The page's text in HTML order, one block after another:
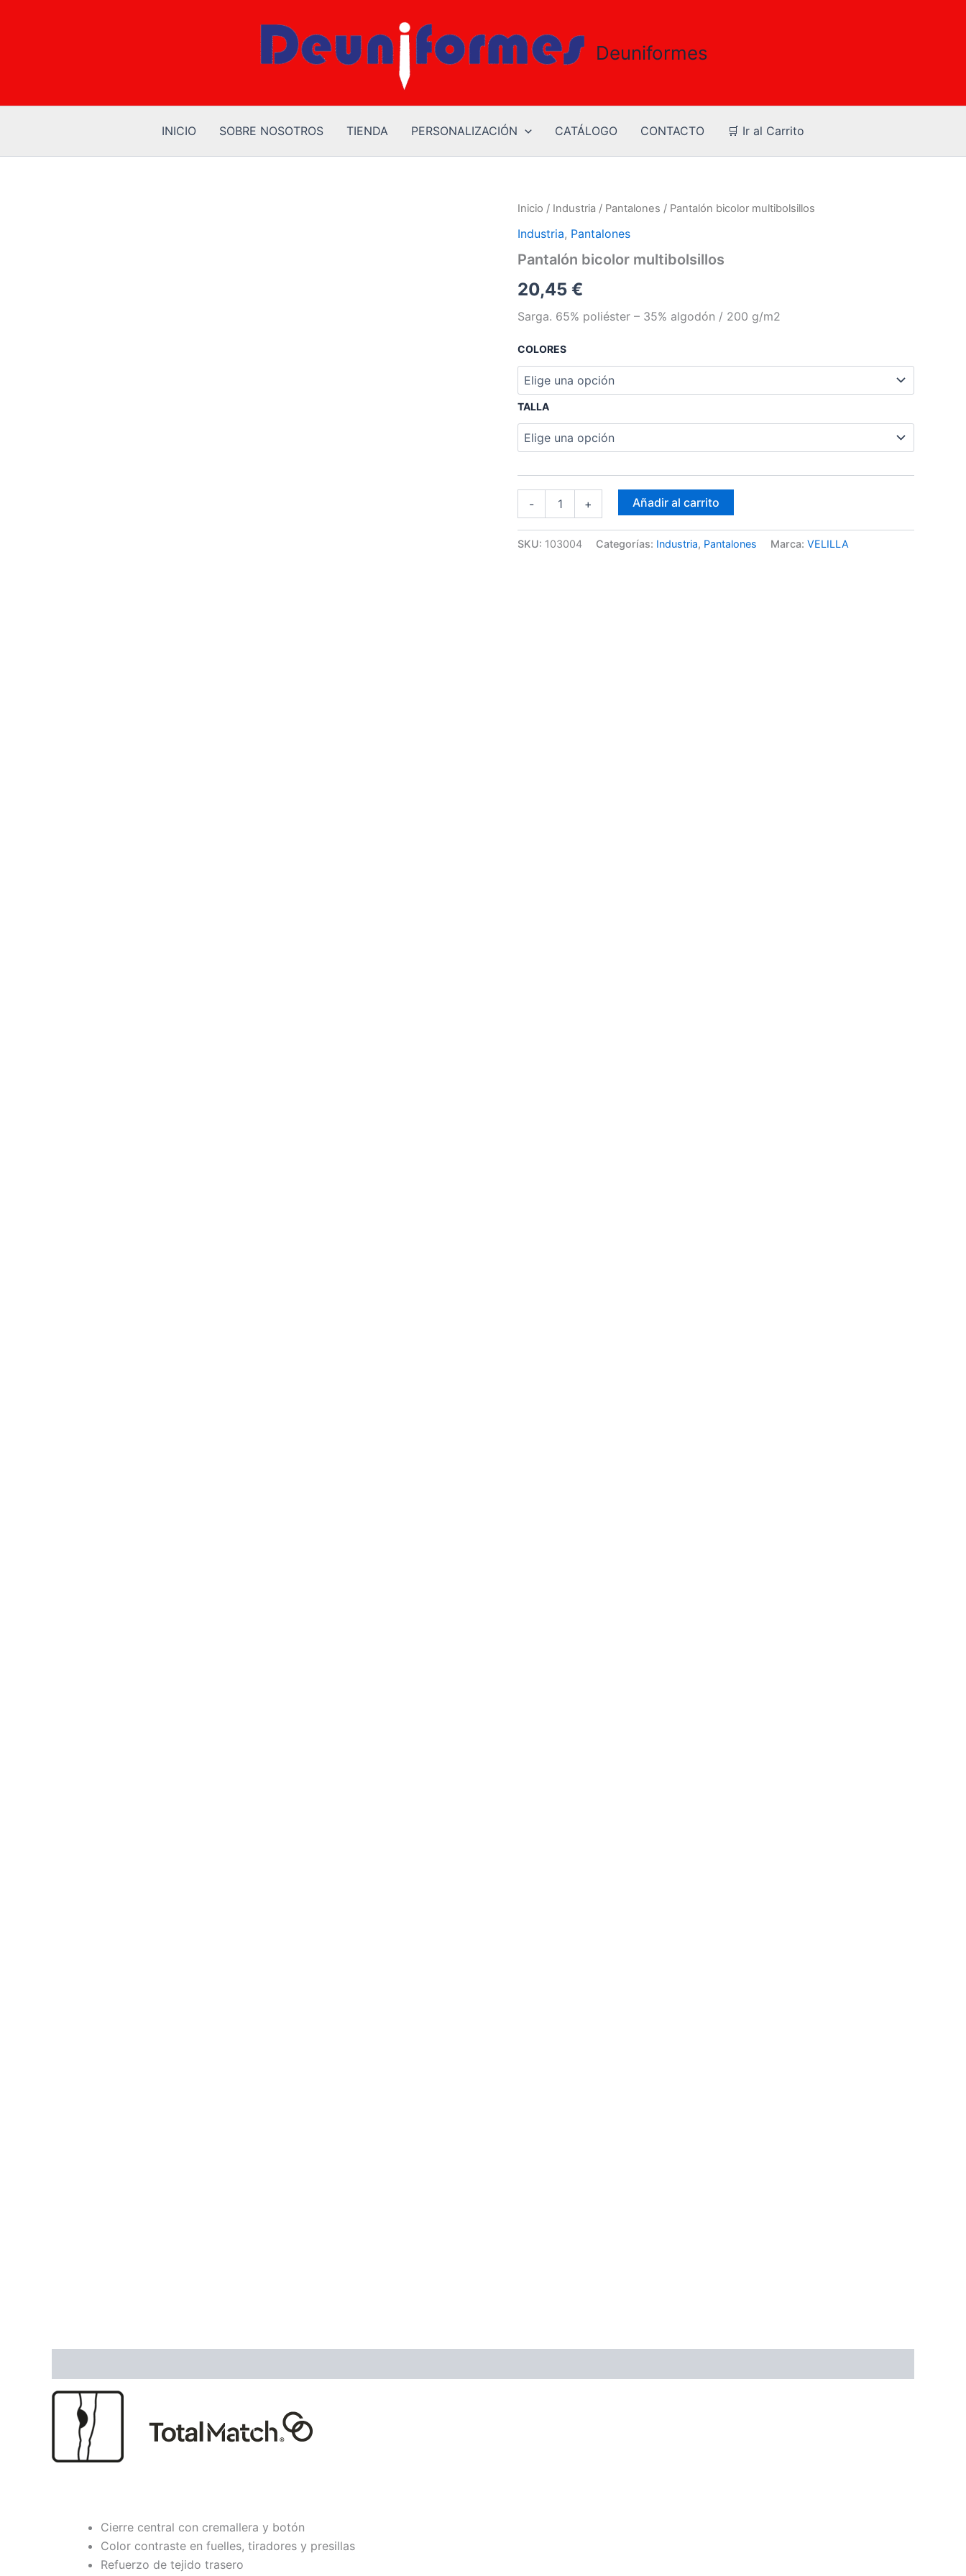
Deuniformes
INICIO SOBRE NOSOTROS TIENDA PERSONALIZACIÓN CATÁLOGO CONTACTO 🛒 Ir al Carrito
Inicio / Industria / Pantalones / Pantalón bicolor multibolsillos
Industria, Pantalones
Pantalón bicolor multibolsillos
20,45 €
Sarga. 65% poliéster – 35% algodón / 200 g/m2
COLORES
TALLA
-
Pantalón
multibolsillos
+ Añadir al carrito
SKU: 103004 Categorías: Industria, Pantalones Marca: VELILLA
Cierre central con cremallera y botón
Color contraste en fuelles, tiradores y presillas
Refuerzo de tejido trasero